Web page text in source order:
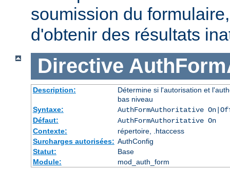
soumission du
d'obtenir des résultats
Directive
Description:
Détermine si l'autorisation et
bas niveau
Syntaxe:
AuthFormAuthoritative
Défaut:
AuthFormAuthoritative On
Contexte:
répertoire, .htaccess
Surcharges autorisées: AuthConfig
Statut:
Base
Module:
mod_auth_form